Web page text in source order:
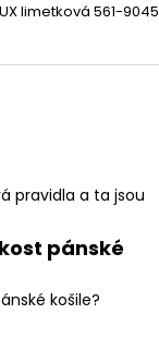
limetková 561-9045
pravidla a ta jsou
pánské
košile?